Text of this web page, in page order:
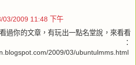
03/2009 11:48 下午
過你的文章，有玩出一點名堂說，來看看
：
2009/03/ubuntulmms.html